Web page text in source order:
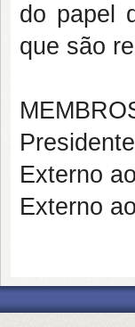
do papel
que são
Externo
Externo